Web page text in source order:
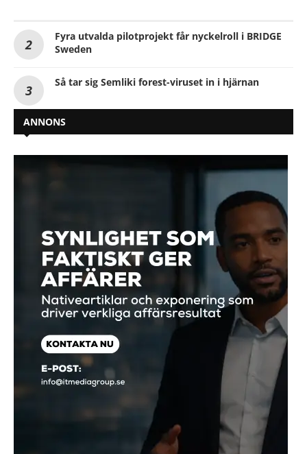
Fyra utvalda pilotprojekt får nyckelroll i BRIDGE
Sweden
Så tar sig Semliki forest-viruset in i hjärnan
ANNONS